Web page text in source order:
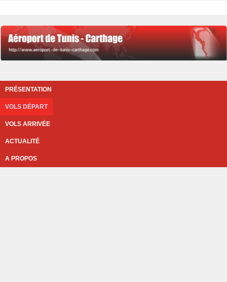
PRÉSENTATION
VOLS DÉPART
VOLS ARRIVÉE
ACTUALITÉ
A PROPOS